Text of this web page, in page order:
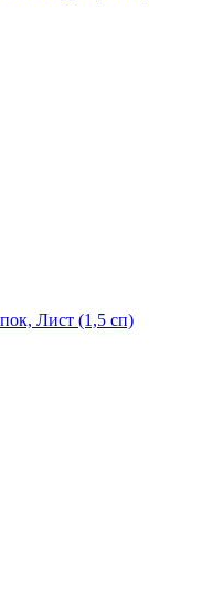
Лист (1,5 сп)